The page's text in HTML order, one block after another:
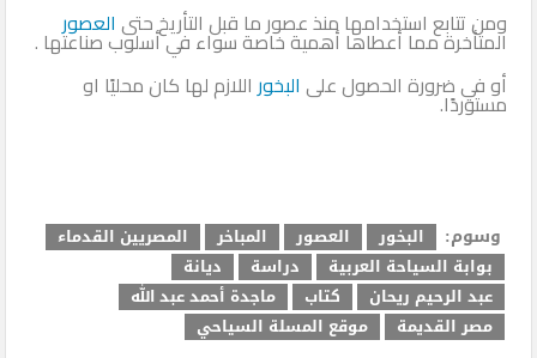
ومن تتابع استخدامها منذ عصور ما قبل التأريخ حتى العصور
المتأخرة مما أعطاها أهمية خاصة سواء في أسلوب صناعتها .
أو في ضرورة الحصول على البخوراللازم لها كان محليًا او
مستوردًا.
وسوم: البخور العصور المباخر
المصريين القدماء
بوابة السياحة العربية
دراسة
ديانة
عبد الرحيم ريحان
كتاب
ماجدة أحمد عبد الله
مصر القديمة
موقع المسلة السياحي